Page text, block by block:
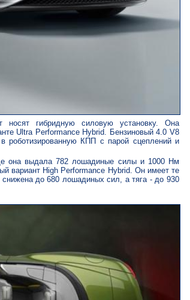
гибридную силовую установку. Она
Ultra Performance Hybrid. Бензиновый 4.0 V8
роботизированную КПП с парой сцеплений и
она выдала 782 лошадиные силы и 1000 Нм
вариант High Performance Hybrid. Он имеет те
до 680 лошадиных сил, а тяга - до 930